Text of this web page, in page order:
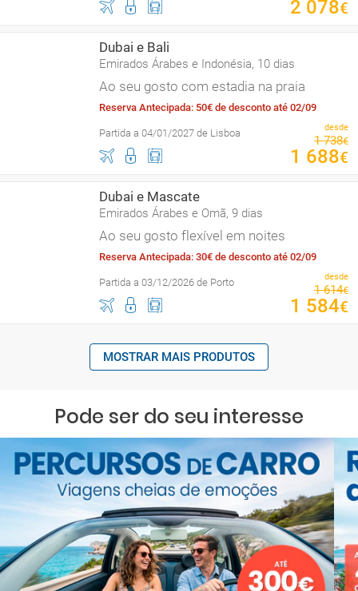
2 078€
Dubai e Bali
Emirados Árabes e Indonésia, 10 dias
Ao seu gosto com estadia na praia
Reserva Antecipada: 50€ de desconto até 02/09
Partida a 04/01/2027 de Lisboa desde
1 738€
1 688€
Dubai e Mascate
Emirados Árabes e Omã, 9 dias
Ao seu gosto flexível em noites
Reserva Antecipada: 30€ de desconto até 02/09
Partida a 03/12/2026 de Porto desde
1 614€
1 584€
MOSTRAR MAIS PRODUTOS
Pode ser do seu interesse